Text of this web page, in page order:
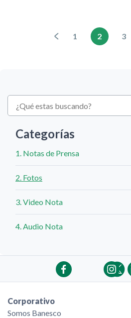
1 2 3
Categorías
1. Notas de Prensa
2. Fotos
3. Video Nota
4. Audio Nota
Corporativo
Somos Banesco